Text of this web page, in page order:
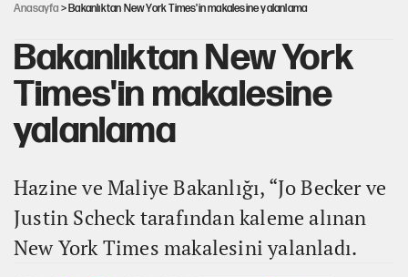
Anasayfa > Bakanlıktan New York Times'in makalesine yalanlama
Bakanlıktan New York
Times'in makalesine
yalanlama
Hazine ve Maliye Bakanlığı, “Jo Becker ve
Justin Scheck tarafından kaleme alınan
New York Times makalesini yalanladı.